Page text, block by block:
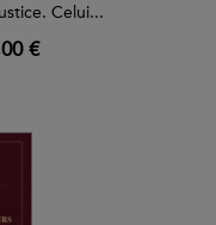
Celui...
€